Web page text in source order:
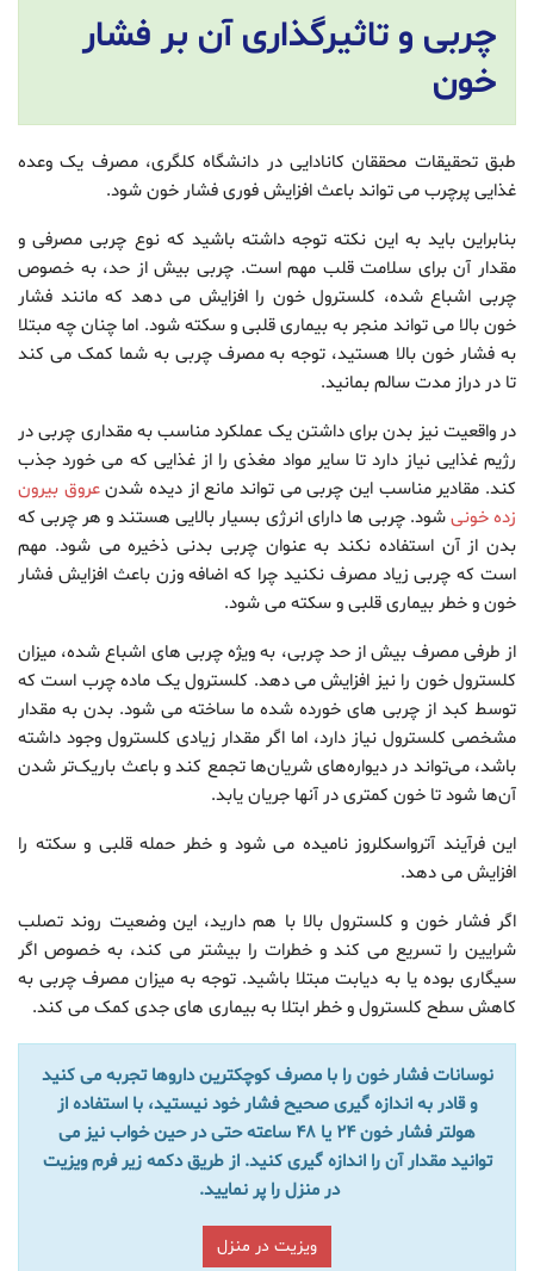
چربی و تاثیرگذاری آن بر فشار
خون
طبق تحقیقات محققان کانادایی در دانشگاه کلگری، مصرف یک وعده
غذایی پرچرب می تواند باعث افزایش فوری فشار خون شود.
بنابراین باید به این نکته توجه داشته باشید که نوع چربی مصرفی و
مقدار آن برای سلامت قلب مهم است. چربی بیش از حد، به خصوص
چربی اشباع شده، کلسترول خون را افزایش می دهد که مانند فشار
خون بالا می تواند منجر به بیماری قلبی و سکته شود. اما چنان چه مبتلا
به فشار خون بالا هستید، توجه به مصرف چربی به شما کمک می کند
تا در دراز مدت سالم بمانید.
در واقعیت نیز بدن برای داشتن یک عملکرد مناسب به مقداری چربی در
رژیم غذایی نیاز دارد تا سایر مواد مغذی را از غذایی که می خورد جذب
کند. مقادیر مناسب این چربی می تواند مانع از دیده شدنعروق بیرون
زده خونیشود. چربی ها دارای انرژی بسیار بالایی هستند و هر چربی که
بدن از آن استفاده نکند به عنوان چربی بدنی ذخیره می شود. مهم
است که چربی زیاد مصرف نکنید چرا که اضافه وزن باعث افزایش فشار
خون و خطر بیماری قلبی و سکته می شود.
از طرفی مصرف بیش از حد چربی، به ویژه چربی های اشباع شده، میزان
کلسترول خون را نیز افزایش می دهد. کلسترول یک ماده چرب است که
توسط کبد از چربی های خورده شده ما ساخته می شود. بدن به مقدار
مشخصی کلسترول نیاز دارد، اما اگر مقدار زیادی کلسترول وجود داشته
باشد، می‌تواند در دیواره‌های شریان‌ها تجمع کند و باعث باریک‌تر شدن
آن‌ها شود تا خون کمتری در آنها جریان یابد.
این فرآیند آترواسکلروز نامیده می شود و خطر حمله قلبی و سکته را
افزایش می دهد.
اگر فشار خون و کلسترول بالا با هم دارید، این وضعیت روند تصلب
شرایین را تسریع می کند و خطرات را بیشتر می کند، به خصوص اگر
سیگاری بوده یا به دیابت مبتلا باشید. توجه به میزان مصرف چربی به
کاهش سطح کلسترول و خطر ابتلا به بیماری های جدی کمک می کند.
نوسانات فشار خون را با مصرف کوچکترین داروها تجربه می کنید
و قادر به اندازه گیری صحیح فشار خود نیستید، با استفاده از
هولتر فشار خون 24 یا 48 ساعته حتی در حین خواب نیز می
توانید مقدار آن را اندازه گیری کنید. از طریق دکمه زیر فرم ویزیت
در منزل را پر نمایید.
ویزیت در منزل